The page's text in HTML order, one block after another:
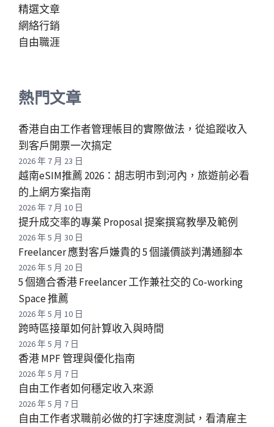
精選文章
網絡行銷
自由職涯
熱門文章
香港自由工作者管理帳目的實際做法，從追蹤收入
到客戶開票一次搞定
2026 年 7 月 23 日
越南eSIM推薦 2026：胡志明市到河內，旅遊前必看
的上網方案指南
2026 年 7 月 10 日
提升成交率的專業 Proposal 提案撰寫教學及範例
2026 年 5 月 30 日
Freelancer 應對客戶嫌貴的 5 個議價談判溝通腳本
2026 年 5 月 20 日
5 個適合香港 Freelancer 工作兼社交的 Co-working
Space 推薦
2026 年 5 月 10 日
跨時區接單如何計算收入與時間
2026 年 5 月 7 日
香港 MPF 管理與優化指南
2026 年 5 月 7 日
自由工作者如何穩定收入來源
2026 年 5 月 7 日
自由工作者求職前必做的打字速度測試，看清雇主